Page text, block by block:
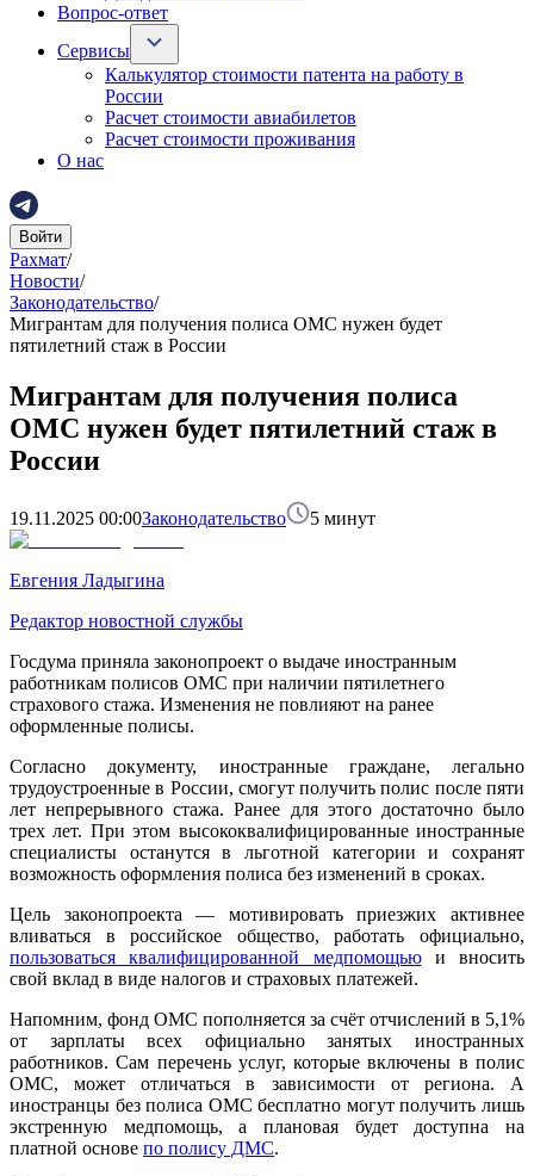
Вопрос-ответ
Сервисы
Калькулятор стоимости патента на работу в
России
Расчет стоимости авиабилетов
Расчет стоимости проживания
О нас
Войти
Рахмат/
Новости/
Законодательство/
Мигрантам для получения полиса ОМС нужен будет
пятилетний стаж в России
Мигрантам для получения полиса
ОМС нужен будет пятилетний стаж в
России
19.11.2025 00:00Законодательство 5 минут
Евгения Ладыгина
Редактор новостной службы
Госдума приняла законопроект о выдаче иностранным
работникам полисов ОМС при наличии пятилетнего
страхового стажа. Изменения не повлияют на ранее
оформленные полисы.
Согласно документу, иностранные граждане, легально
трудоустроенные в России, смогут получить полис после пяти
лет непрерывного стажа. Ранее для этого достаточно было
трех лет. При этом высококвалифицированные иностранные
специалисты останутся в льготной категории и сохранят
возможность оформления полиса без изменений в сроках.
Цель законопроекта — мотивировать приезжих активнее
вливаться в российское общество, работать официально,
пользоваться квалифицированной медпомощьюи вносить
свой вклад в виде налогов и страховых платежей.
Напомним, фонд ОМС пополняется за счёт отчислений в 5,1%
от зарплаты всех официально занятых иностранных
работников. Сам перечень услуг, которые включены в полис
ОМС, может отличаться в зависимости от региона. А
иностранцы без полиса ОМС бесплатно могут получить лишь
экстренную медпомощь, а плановая будет доступна на
платной основе по полису ДМС.